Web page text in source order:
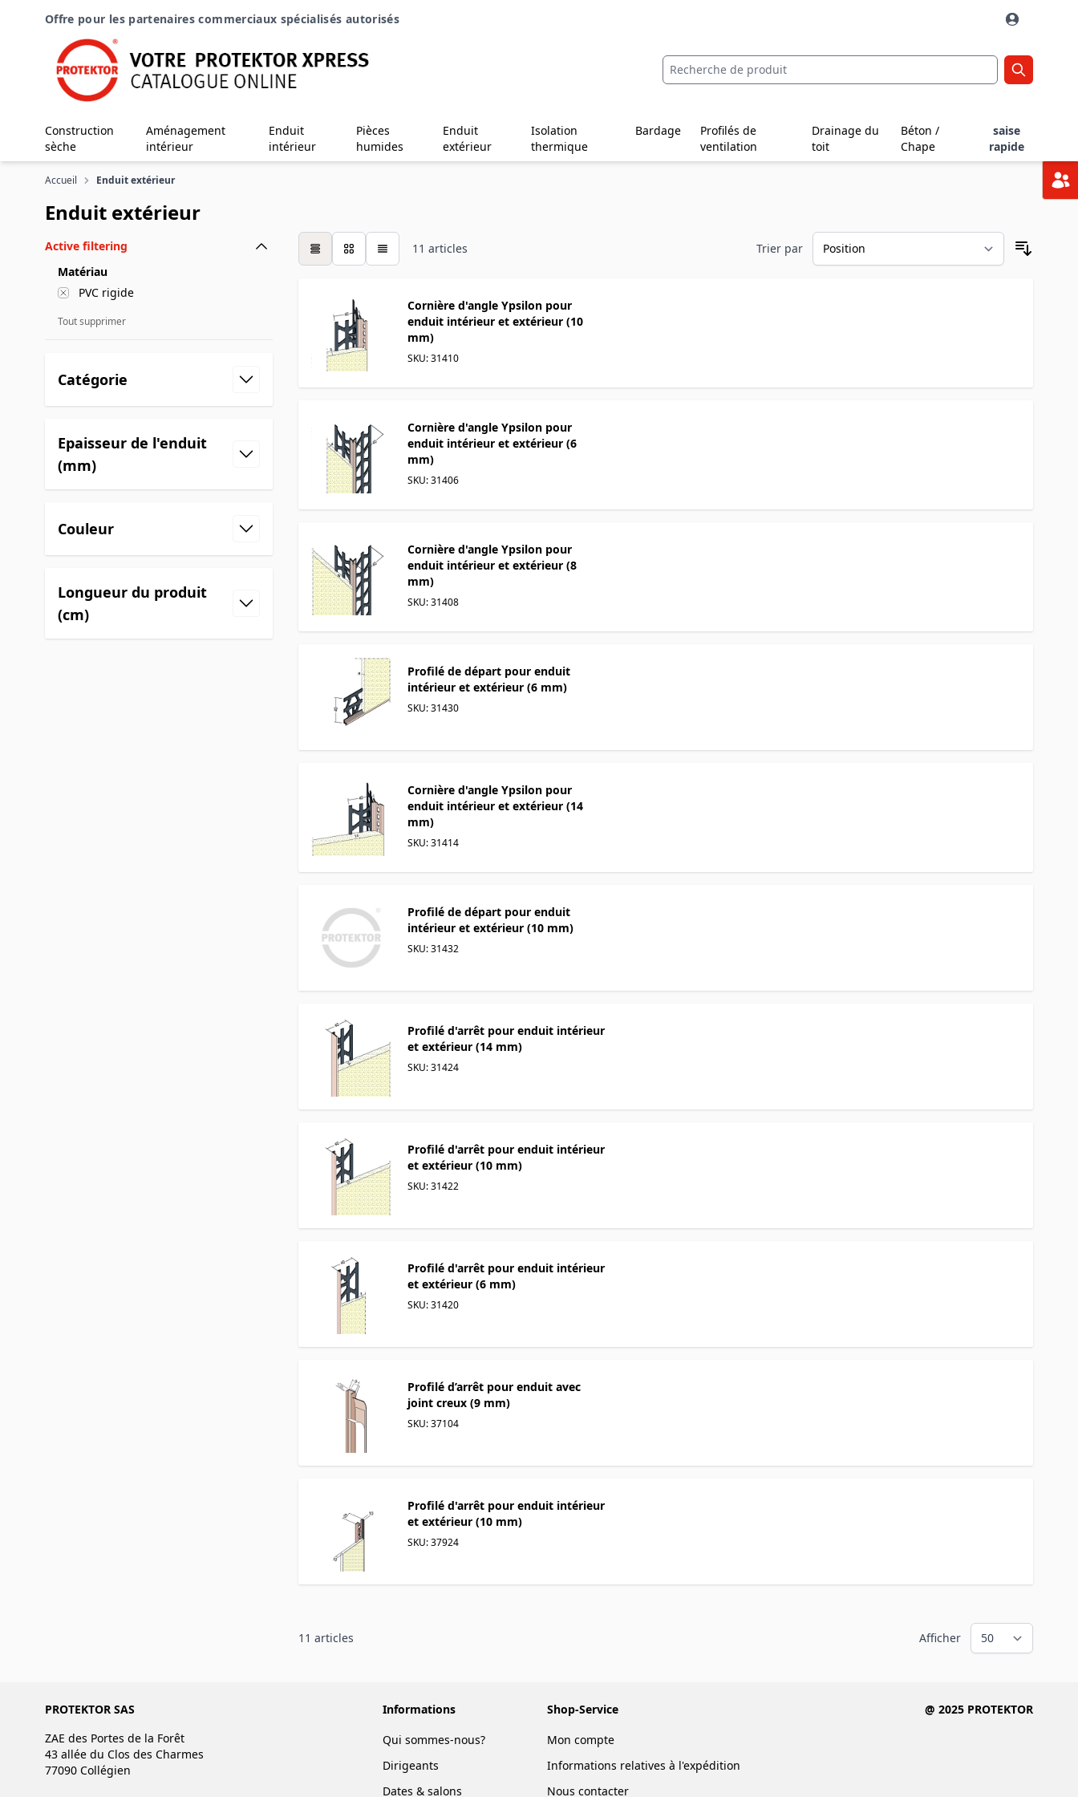
Offre pour les partenaires commerciaux spécialisés autorisés
Construction
sèche
Aménagement
intérieur
Enduit
intérieur
Pièces
humides
Enduit
extérieur
Isolation
thermique
Bardage
Profilés de
ventilation
Drainage du
toit
Béton /
Chape
saise
rapide
Accueil Enduit extérieur
Enduit extérieur
Active filtering
Matériau
PVC rigide
Tout supprimer
Catégorie
Epaisseur de l'enduit
(mm)
Couleur
Longueur du produit
(cm)
11 articles
table Trier par
Cornière d'angle Ypsilon pour
enduit intérieur et extérieur (10
mm)
SKU: 31410
Cornière d'angle Ypsilon pour
enduit intérieur et extérieur (6
mm)
SKU: 31406
Cornière d'angle Ypsilon pour
enduit intérieur et extérieur (8
mm)
SKU: 31408
Profilé de départ pour enduit
intérieur et extérieur (6 mm)
SKU: 31430
Cornière d'angle Ypsilon pour
enduit intérieur et extérieur (14
mm)
SKU: 31414
Profilé de départ pour enduit
intérieur et extérieur (10 mm)
SKU: 31432
Profilé d'arrêt pour enduit intérieur
et extérieur (14 mm)
SKU: 31424
Profilé d'arrêt pour enduit intérieur
et extérieur (10 mm)
SKU: 31422
Profilé d'arrêt pour enduit intérieur
et extérieur (6 mm)
SKU: 31420
Profilé d’arrêt pour enduit avec
joint creux (9 mm)
SKU: 37104
Profilé d'arrêt pour enduit intérieur
et extérieur (10 mm)
SKU: 37924
11 articles Afficher
PROTEKTOR SAS
ZAE des Portes de la Forêt
43 allée du Clos des Charmes
77090 Collégien
Informations
Qui sommes-nous?
Dirigeants
Dates & salons
Shop-Service
Mon compte
Informations relatives à l'expédition
Nous contacter
@ 2025 PROTEKTOR